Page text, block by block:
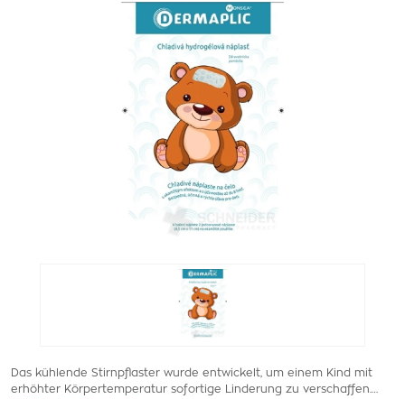
Das kühlende Stirnpflaster wurde entwickelt, um einem Kind mit
erhöhter Körpertemperatur sofortige Linderung zu verschaffen.…